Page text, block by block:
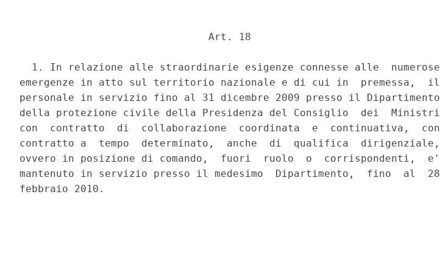
                               Art. 18
  1. In relazione alle straordinarie esigenze connesse alle  numerose
emergenze in atto sul territorio nazionale e di cui in  premessa,  il
personale in servizio fino al 31 dicembre 2009 presso il Dipartimento
della protezione civile della Presidenza del Consiglio  dei  Ministri
con  contratto  di  collaborazione  coordinata  e  continuativa,  con
contratto a  tempo  determinato,  anche  di  qualifica  dirigenziale,
ovvero in posizione di comando,  fuori  ruolo  o  corrispondenti,  e'
mantenuto in servizio presso il medesimo  Dipartimento,  fino  al  28